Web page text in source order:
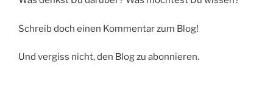
Schreib doch einen Kommentar zum Blog!
Und vergiss nicht, den Blog zu abonnieren.